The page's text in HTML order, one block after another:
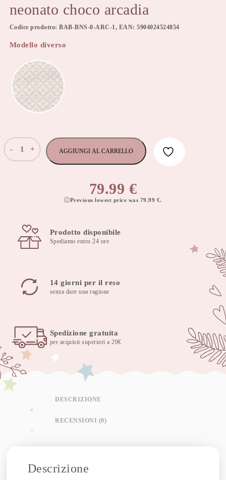
neonato choco arcadia
Codice prodotto: BAB-BNS-0-ARC-1, EAN: 5904024524854
Modello diverso
-
set
set
per
baby
neonato
choco
+ AGGIUNGI AL CARRELLO
79.99 €
Previous lowest price was 79.99 €.
Prodotto disponibile
Spediamo entro 24 ore
14 giorni per il reso
senza dare una ragione
Spedizione gratuita
per acquisti superiori a 20€
DESCRIZIONE
RECENSIONI (0)
Descrizione